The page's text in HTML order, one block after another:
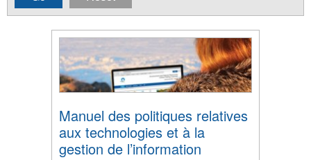
Manuel des politiques relatives
aux technologies et à la
gestion de l’information